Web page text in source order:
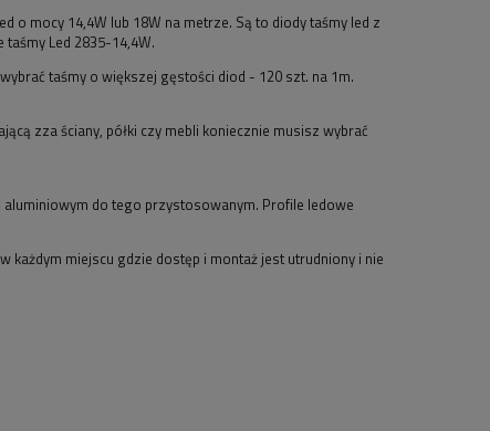
o mocy 14,4W lub 18W na metrze. Są to diody taśmy led z
Led 2835-14,4W.
taśmy o większej gęstości diod - 120 szt. na 1m.
zza ściany, półki czy mebli koniecznie musisz wybrać
do tego przystosowanym. Profile ledowe
miejscu gdzie dostęp i montaż jest utrudniony i nie